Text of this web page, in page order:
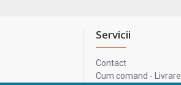
Servicii
Contact
Cum comand - Livrare